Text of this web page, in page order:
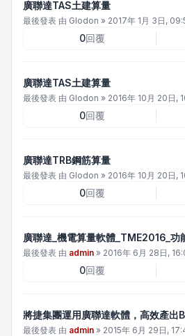
廣聯達TAS土建算量
最後發表 由 Glodon » 2017年 1月 3日,
0回覆
廣聯達TAS土建算量
最後發表 由 Glodon » 2016年 10月 20日,
0回覆
廣聯達TRB鋼筋算量
最後發表 由 Glodon » 2016年 10月 20日,
0回覆
廣聯達_機電算量軟體_TME2016_功
最後發表 由 admin » 2016年 6月 28日,
0回覆
將捷集團運用廣聯達軟體，高效產出
最後發表 由 admin » 2015年 6月 29日,